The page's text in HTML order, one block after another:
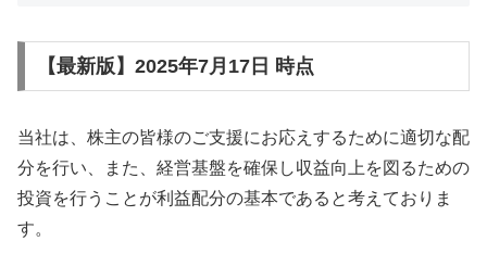
【最新版】2025年7月17日 時点
当社は、株主の皆様のご支援にお応えするために適切な配
分を行い、また、経営基盤を確保し収益向上を図るための
投資を行うことが利益配分の基本であると考えておりま
す。